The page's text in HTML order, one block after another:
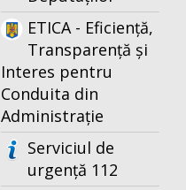
ETICA - Eficiență,
Transparență și
Interes pentru
Conduita din
Administrație
Serviciul de
urgență 112